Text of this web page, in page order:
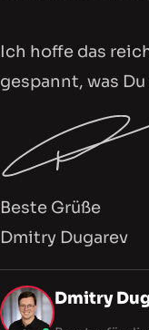
Ich hoffe das
gespannt, was
Beste Grüße
Dmitry Dugarev
MeinDmitry